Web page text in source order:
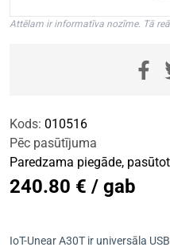
Attēlam ir informatīva nozīme. Tā
Kods: 010516
Pēc pasūtījuma
Paredzama piegāde,
240.80 € / gab
IoT-Unear A30T ir universāla